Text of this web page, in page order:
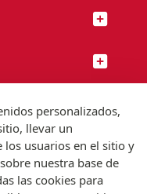
Fabra
personalizados,
llevar un
usuarios en el sitio y
nuestra base de
las cookies para